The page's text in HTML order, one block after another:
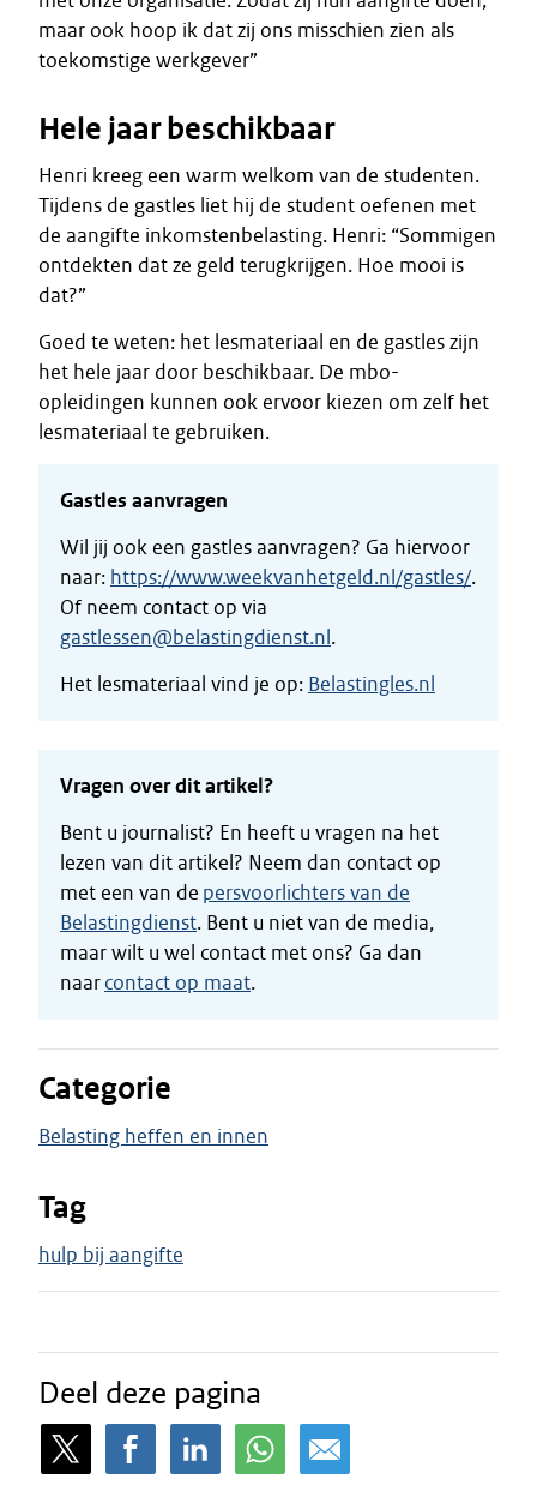
maar ook hoop ik dat zij ons misschien zien als
toekomstige werkgever”
Hele jaar beschikbaar
Henri kreeg een warm welkom van de studenten.
Tijdens de gastles liet hij de student oefenen met
de aangifte inkomstenbelasting. Henri: “Sommigen
ontdekten dat ze geld terugkrijgen. Hoe mooi is
dat?”
Goed te weten: het lesmateriaal en de gastles zijn
het hele jaar door beschikbaar. De mbo-
opleidingen kunnen ook ervoor kiezen om zelf het
lesmateriaal te gebruiken.
Gastles aanvragen
Wil jij ook een gastles aanvragen? Ga hiervoor
naar: https://www.weekvanhetgeld.nl/gastles/.
Of neem contact op via
gastlessen@belastingdienst.n .
Het lesmateriaal vind je op: Belastingles.nl
Vragen over dit artikel?
Bent u journalist? En heeft u vragen na het
lezen van dit artikel? Neem dan contact op
met een van de persvoorlichters van de
Belastingdienst. Bent u niet van de media,
maar wilt u wel contact met ons? Ga dan
naarcontact op maat.
Categorie
Belasting heffen en innen
Tag
hulp bij aangifte
Deel deze pagina